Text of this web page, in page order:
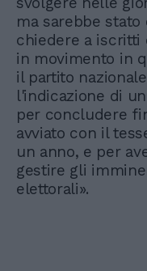
ma sarebbe
chiedere a iscritti
in movimento in
il partito
l'indicazione di
per concludere
avviato con il
un anno, e per
gestire gli
elettorali».